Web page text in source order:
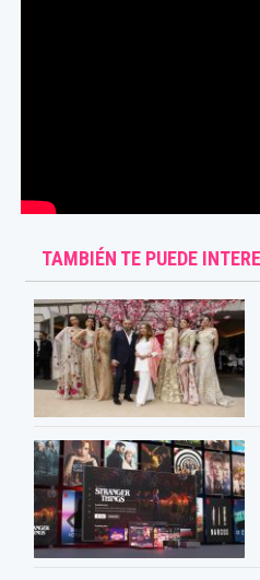
TAMBIÉN TE PUEDE